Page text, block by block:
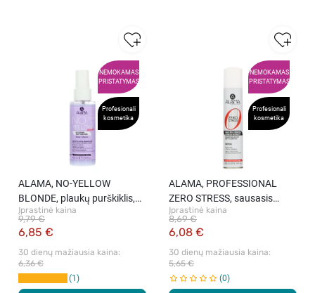
NEMOKAMAS
PRISTATYMAS
Profesionali
kosmetika
ALAMA, NO-YELLOW
BLONDE, plaukų purškiklis,
100 ml
Įprastinė kaina
6,85 €
9,79 €
30 dienų mažiausia kaina:
6,36 €
1
NEMOKAMAS
PRISTATYMAS
Profesionali
kosmetika
ALAMA, PROFESSIONAL
ZERO STRESS, sausasis
šampūnas su aktyvintąja
anglimi.
Įprastinė kaina
6,08 €
8,69 €
30 dienų mažiausia kaina:
5,65 €
0